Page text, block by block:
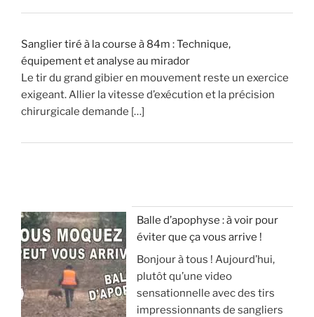
Sanglier tiré à la course à 84m : Technique,
équipement et analyse au mirador
Le tir du grand gibier en mouvement reste un exercice
exigeant. Allier la vitesse d’exécution et la précision
chirurgicale demande […]
Balle d’apophyse : à voir pour
éviter que ça vous arrive !
Bonjour à tous ! Aujourd’hui,
plutôt qu’une video
sensationnelle avec des tirs
impressionnants de sangliers